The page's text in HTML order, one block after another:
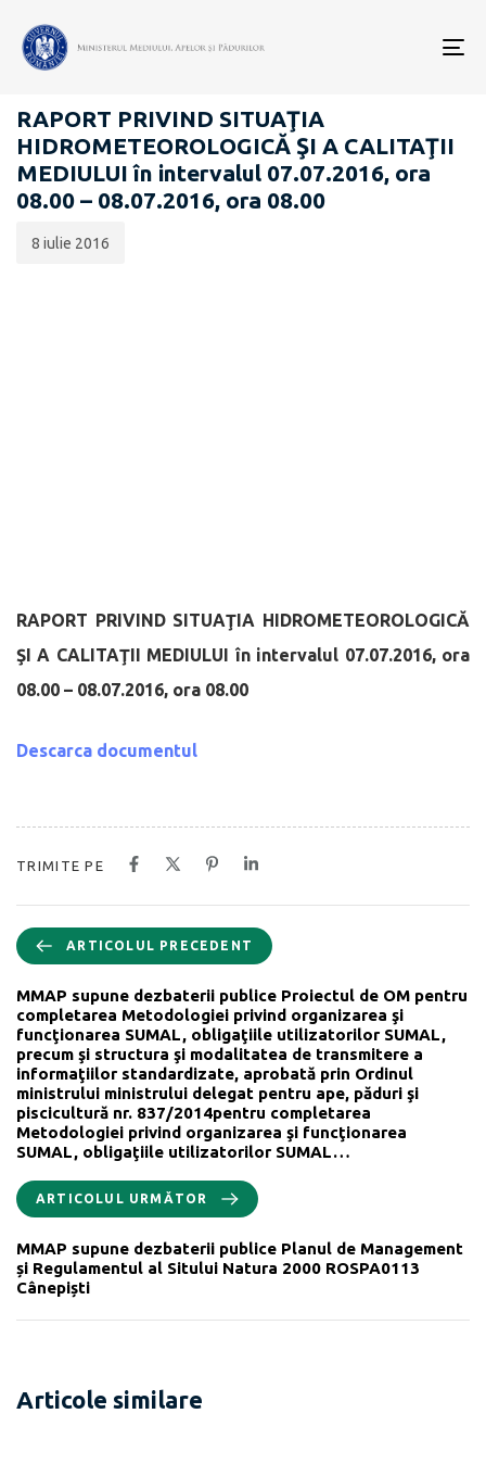
RAPOARTE ZILNICE STAREA MEDIULUI
RAPORT PRIVIND SITUAŢIA
HIDROMETEOROLOGICĂ ŞI A CALITAŢII
MEDIULUI în intervalul 07.07.2016, ora
08.00 – 08.07.2016, ora 08.00
publicării:
8 iulie 2016
RAPORT PRIVIND SITUAŢIA HIDROMETEOROLOGICĂ
ŞI A CALITAŢII MEDIULUI în intervalul 07.07.2016, ora
08.00 – 08.07.2016, ora 08.00
Descarca documentul
TRIMITE PE
ARTICOLUL PRECEDENT
MMAP supune dezbaterii publice Proiectul de OM pentru
completarea Metodologiei privind organizarea şi
funcţionarea SUMAL, obligaţiile utilizatorilor SUMAL,
precum şi structura şi modalitatea de transmitere a
informaţiilor standardizate, aprobată prin Ordinul
ministrului ministrului delegat pentru ape, păduri şi
piscicultură nr. 837/2014pentru completarea
Metodologiei privind organizarea şi funcţionarea
SUMAL, obligaţiile utilizatorilor SUMAL…
ARTICOLUL URMĂTOR
MMAP supune dezbaterii publice Planul de Management
și Regulamentul al Sitului Natura 2000 ROSPA0113
Cânepiști
Articole similare